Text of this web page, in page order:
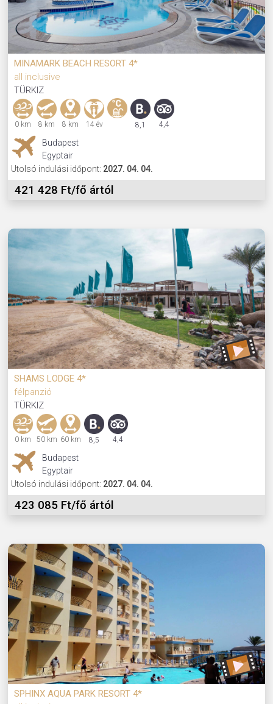
MINAMARK BEACH RESORT 4*
all inclusive
TÜRKIZ
0 km 8 km 8 km 14 év 8,1 4,4
Budapest
Egyptair
Utolsó indulási időpont: 2027. 04. 04.
421 428 Ft/fő ártól
SHAMS LODGE 4*
félpanzió
TÜRKIZ
0 km 50 km 60 km 8,5 4,4
Budapest
Egyptair
Utolsó indulási időpont: 2027. 04. 04.
423 085 Ft/fő ártól
SPHINX AQUA PARK RESORT 4*